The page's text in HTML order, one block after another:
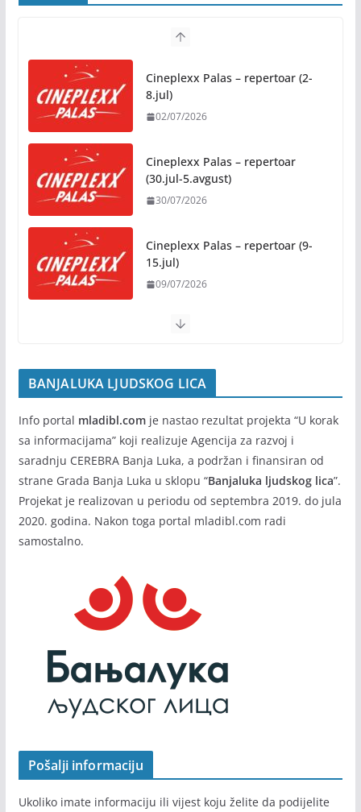
Zašto hiljade ljudi istovremeno osjećaju isto?
Nauka iza festivalske energije
04/08/2026
Besplatni udžbenici za sve osnovce od školske
2026/2027. godine
07/08/2026
Rukotvorine u srcu grada:
Kočićevim danima
07/08/2026
Cineplexx Palas – repertoar (2-
8.jul)
02/07/2026
Cineplexx Palas – repertoar
(30.jul-5.avgust)
30/07/2026
Cineplexx Palas – repertoar (9-
15.jul)
09/07/2026
BANJALUKA LJUDSKOG LICA
Info portal mladibl.comje nastao rezultat projekta “U korak
sa informacijama” koji realizuje Agencija za razvoj i
saradnju CEREBRA Banja Luka, a podržan i finansiran od
strane Grada Banja Luka u sklopu “Banjaluka ljudskog lica”.
Projekat je realizovan u periodu od septembra 2019. do jula
2020. godina. Nakon toga portal mladibl.com radi
samostalno.
Pošalji informaciju
Ukoliko imate informaciju ili vijest koju želite da podijelite